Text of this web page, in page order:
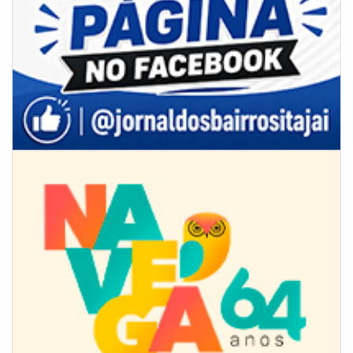
08/08/2026 | 07:00
Limpeza de valas e ribeirões avança no interior de Itajaí
ITAJAÍ